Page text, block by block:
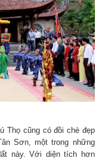
Thọ cũng có đồi chè đẹp
Sơn, một trong những
này. Với diện tích hơn